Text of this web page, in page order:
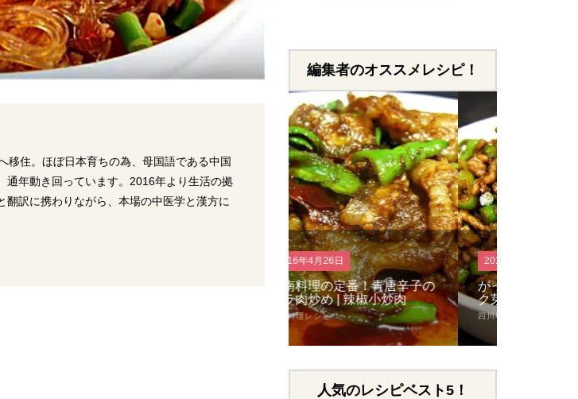
移住。ほぼ日本育ちの為、母国語である中国
通年動き回っています。2016年より生活の拠
訳に携わりながら、本場の中医学と漢方に
編集者のオススメレシピ！
2016年4月26日
がっつり！豚ミンチとニンニ
ク芽炒め | 肉末蒜薹
四川料理レシピ
人気のレシピベスト5！